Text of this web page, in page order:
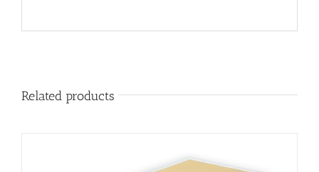
Related products